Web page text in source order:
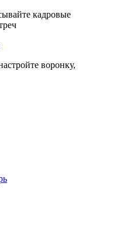
кадровые
воронку,